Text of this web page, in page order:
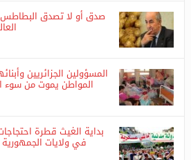
صدق أو لا تصدق البطاطس
المسؤولين الجزائريين
المواطن يموت من سوء
بداية الغيث قطرة
في ولايات